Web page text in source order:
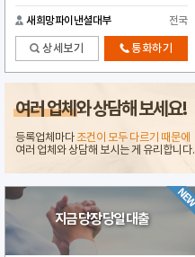
새희망파이낸셜대부 전국
상세보기 통화하기
여러 업체와 상담해 보세요!
등록업체마다조건이 모두 다르기 때문에
여러 업체와 상담해 보시는 게 유리합니다.
지금 당장 당일 대출